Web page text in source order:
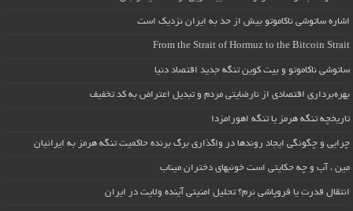
اشاره ساتوشی ناکاموتو بیش از حد به ایران نزدیک است
From the Strait of Hormuz to the Bitcoin Strait
ساتوشی ناکاموتو و بیت کوین تنگه جدید اقتصاد دنیا
بهره‌برداری اقتصادی از نارضایتی مردم و تبدیل اعتراض به کد تخفیف
تاریخچه تنگه هرمز یا تنگه اهورامزدا
چرایی و چگونگی ایجاد روندها در واگذاری برگ برنده حاکمیت تنگه هرمز به ایرانیان
مین ، آب و چه حکایتی است خونبهای دختران میناب
انتقال قدرت یا فروپاشی نرم؟ تحلیل امنیتی آینده ولایت در ایران